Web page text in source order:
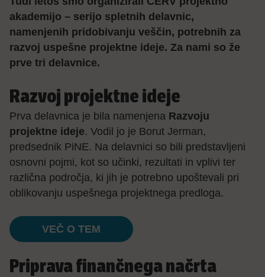
akademijo – serijo spletnih delavnic,
namenjenih pridobivanju veščin, potrebnih za
razvoj uspešne projektne ideje. Za nami so že
prve tri delavnice.
Razvoj projektne ideje
Prva delavnica je bila namenjena Razvoju
projektne ideje. Vodil jo je Borut Jerman,
predsednik PiNE. Na delavnici so bili predstavljeni
osnovni pojmi, kot so učinki, rezultati in vplivi ter
različna področja, ki jih je potrebno upoštevali pri
oblikovanju uspešnega projektnega predloga.
VEČ O TEM
Priprava finančnega načrta